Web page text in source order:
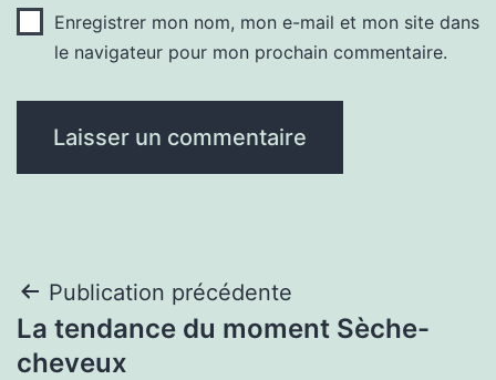
Enregistrer mon nom, mon e-mail et mon site dans
le navigateur pour mon prochain commentaire.
Navigation
de
Publication précédente
La tendance du moment Sèche-
cheveux